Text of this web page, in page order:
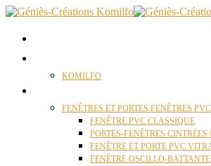
KOMILFO
FENÊTRES ET PORTES FENÊTRES PVC
FENÊTRE PVC CLASSIQUE
PORTES-FENÊTRES CINTRÉES
FENÊTRE ET PORTE PVC
FENÊTRE OSCILLO-